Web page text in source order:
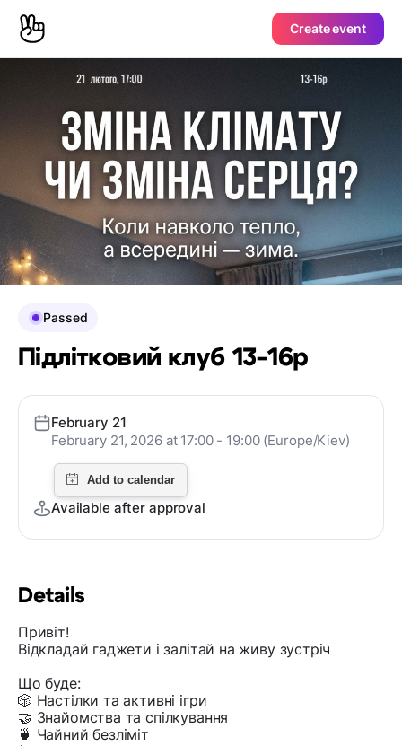
Create event
Details
Привіт!
Відкладай гаджети і залітай на живу зустріч
Що буде:
🎲 Настілки та активні ігри
🤝 Знайомства та спілкування
🍵 Чайний безліміт
Passed
Підлітковий клуб 13-16р
February 21
February 21, 2026 at 17:00 - 19:00 (Europe/Kiev)
Available after approval